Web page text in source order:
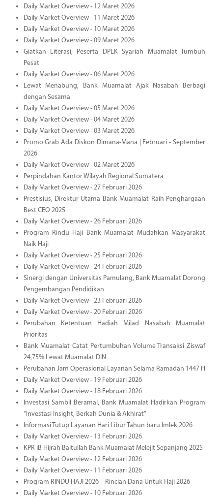
Daily Market Overview - 12 Maret 2026
Daily Market Overview - 11 Maret 2026
Daily Market Overview - 10 Maret 2026
Daily Market Overview - 09 Maret 2026
Giatkan Literasi, Peserta DPLK Syariah Muamalat Tumbuh
Pesat
Daily Market Overview - 06 Maret 2026
Lewat Menabung, Bank Muamalat Ajak Nasabah Berbagi
dengan Sesama
Daily Market Overview - 05 Maret 2026
Daily Market Overview - 04 Maret 2026
Daily Market Overview - 03 Maret 2026
Promo Grab Ada Diskon Dimana-Mana | Februari - September
2026
Daily Market Overview - 02 Maret 2026
Perpindahan Kantor Wilayah Regional Sumatera
Daily Market Overview - 27 Februari 2026
Prestisius, Direktur Utama Bank Muamalat Raih Penghargaan
Best CEO 2025
Daily Market Overview - 26 Februari 2026
Program Rindu Haji Bank Muamalat Mudahkan Masyarakat
Naik Haji
Daily Market Overview - 25 Februari 2026
Daily Market Overview - 24 Februari 2026
Sinergi dengan Universitas Pamulang, Bank Muamalat Dorong
Pengembangan Pendidikan
Daily Market Overview - 23 Februari 2026
Daily Market Overview - 20 Februari 2026
Perubahan Ketentuan Hadiah Milad Nasabah Muamalat
Prioritas
Bank Muamalat Catat Pertumbuhan Volume Transaksi Ziswaf
24,75% Lewat Muamalat DIN
Perubahan Jam Operasional Layanan Selama Ramadan 1447 H
Daily Market Overview - 19 Februari 2026
Daily Market Overview - 18 Februari 2026
Investasi Sambil Beramal, Bank Muamalat Hadirkan Program
“Investasi Insight, Berkah Dunia & Akhirat”
Informasi Tutup Layanan Hari Libur Tahun baru Imlek 2026
Daily Market Overview - 13 Februari 2026
KPR iB Hijrah Baitullah Bank Muamalat Melejit Sepanjang 2025
Daily Market Overview - 12 Februari 2026
Daily Market Overview - 11 Februari 2026
Program RINDU HAJI 2026 – Rincian Dana Untuk Haji 2026
Daily Market Overview - 10 Februari 2026